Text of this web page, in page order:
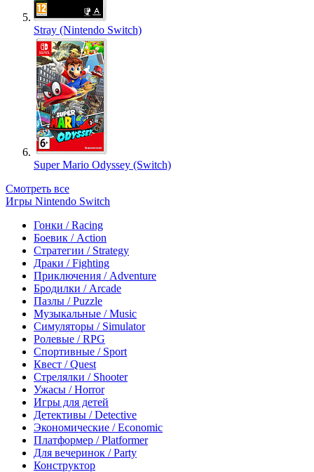
Stray (Nintendo Switch)
Super Mario Odyssey (Switch)
Смотреть все
Игры Nintendo Switch
Гонки / Racing
Боевик / Action
Стратегии / Strategy
Драки / Fighting
Приключения / Adventure
Бродилки / Arcade
Пазлы / Puzzle
Музыкальные / Music
Симуляторы / Simulator
Ролевые / RPG
Спортивные / Sport
Квест / Quest
Стрелялки / Shooter
Ужасы / Horror
Игры для детей
Детективы / Detective
Экономические / Economic
Платформер / Platformer
Для вечеринок / Party
Конструктор